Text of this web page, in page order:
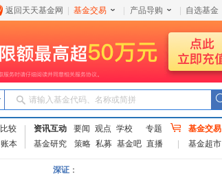
返回天天基金网 基金交易 产品导购 自选基金
请输入基金代码、名称或简拼
比较
账本
资讯互动 要闻 观点 学校
专题
基金研究
策略 私募 基金吧 直播
基金交易
基金超市
深证：